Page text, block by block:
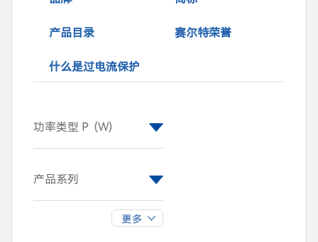
产品目录 赛尔特荣誉
什么是过电流保护
功率类型 P (W)
2
产品系列